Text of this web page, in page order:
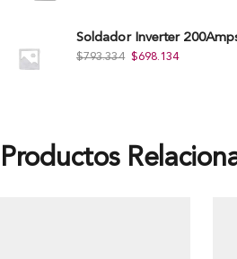
$793.334 $698.134
Productos